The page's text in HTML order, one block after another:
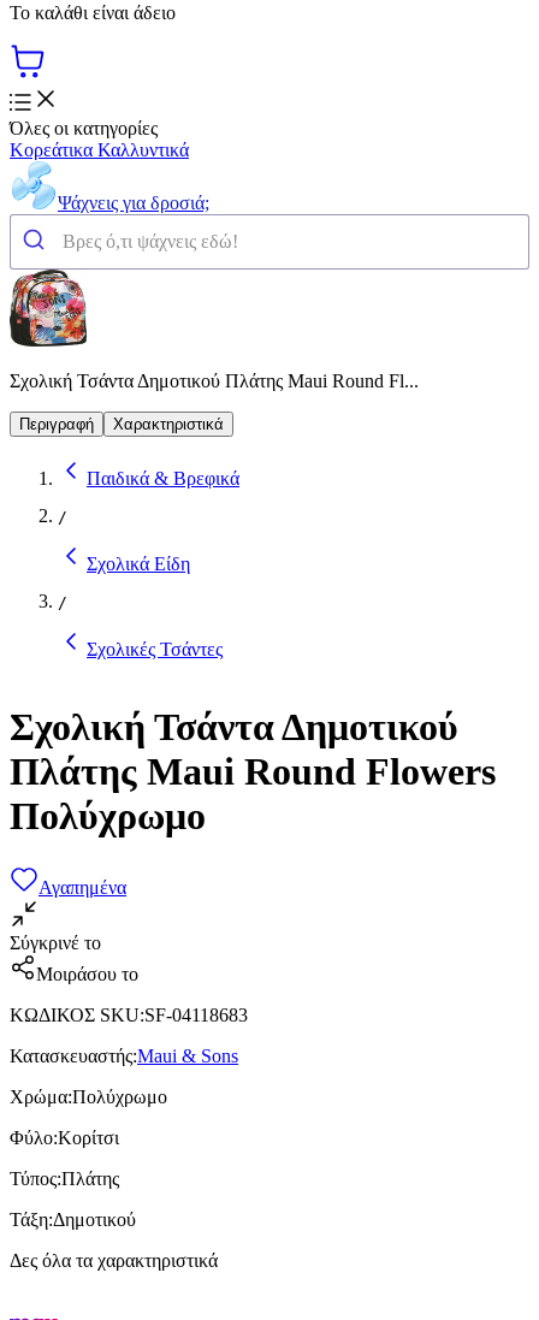
Το καλάθι είναι άδειο
Όλες οι κατηγορίες
Κορεάτικα Καλλυντικά
Ψάχνεις για δροσιά;
Σχολική Τσάντα Δημοτικού Πλάτης Maui Round Fl...
Περιγραφή Χαρακτηριστικά
Παιδικά & Βρεφικά
/
Σχολικά Είδη
/
Σχολικές Τσάντες
Σχολική Τσάντα Δημοτικού
Πλάτης Maui Round Flowers
Πολύχρωμο
Αγαπημένα
Σύγκρινέ το
Μοιράσου το
ΚΩΔΙΚΟΣ SKU:SF-04118683
Κατασκευαστής:Maui & Sons
Χρώμα:Πολύχρωμο
Φύλο:Κορίτσι
Τύπος:Πλάτης
Τάξη:Δημοτικού
Δες όλα τα χαρακτηριστικά